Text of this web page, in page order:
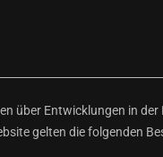
über Entwicklungen in
gelten die folgenden